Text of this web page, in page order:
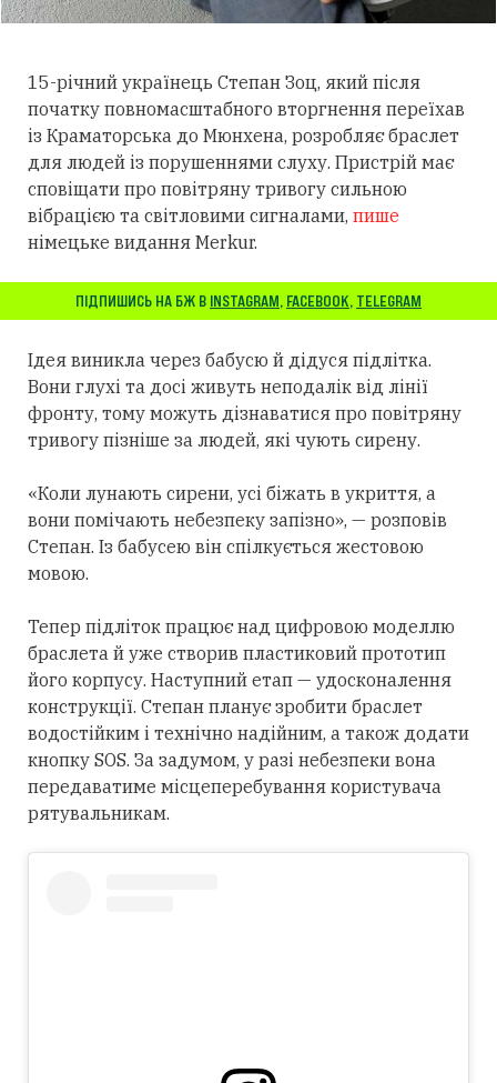
15-річний українець Степан Зоц, який після
початку повномасштабного вторгнення переїхав
із Краматорська до Мюнхена, розробляє браслет
для людей із порушеннями слуху. Пристрій має
сповіщати про повітряну тривогу сильною
вібрацією та світловими сигналами, пише
німецьке видання Merkur.
ПІДПИШИСЬ НА БЖ В INSTAGRAM, FACEBOOK, TELEGRAM
Ідея виникла через бабусю й дідуся підлітка.
Вони глухі та досі живуть неподалік від лінії
фронту, тому можуть дізнаватися про повітряну
тривогу пізніше за людей, які чують сирену.
«Коли лунають сирени, усі біжать в укриття, а
вони помічають небезпеку запізно», — розповів
Степан. Із бабусею він спілкується жестовою
мовою.
Тепер підліток працює над цифровою моделлю
браслета й уже створив пластиковий прототип
його корпусу. Наступний етап — удосконалення
конструкції. Степан планує зробити браслет
водостійким і технічно надійним, а також додати
кнопку SOS. За задумом, у разі небезпеки вона
передаватиме місцеперебування користувача
рятувальникам.